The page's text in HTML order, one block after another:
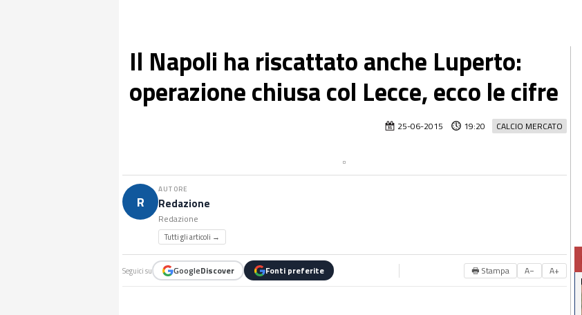
Il Napoli ha riscattato anche Luperto:
operazione chiusa col Lecce, ecco le cifre
CALCIO MERCATO
25-06-2015 19:20
R
AUTORE
Redazione
Redazione
Tutti gli articoli →
Seguici su GoogleDiscover Fonti preferite 🖶 Stampa A− A+